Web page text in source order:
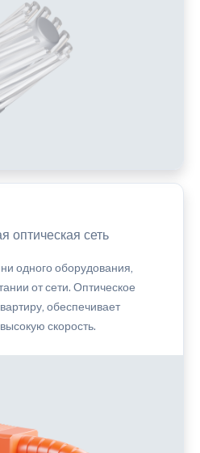
оптическая сеть
одного оборудования,
от сети. Оптическое
обеспечивает
скорость.